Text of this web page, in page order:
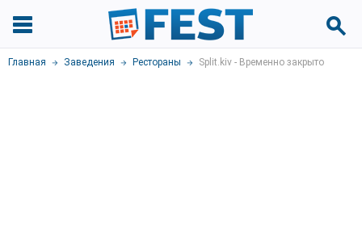
Главная Заведения Рестораны Split.kiv - Временно закрыто